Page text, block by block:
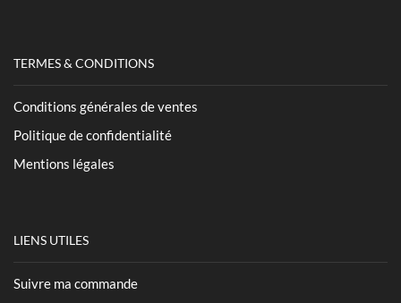
TERMES & CONDITIONS
Conditions générales de ventes
Politique de confidentialité
Mentions légales
LIENS UTILES
Suivre ma commande